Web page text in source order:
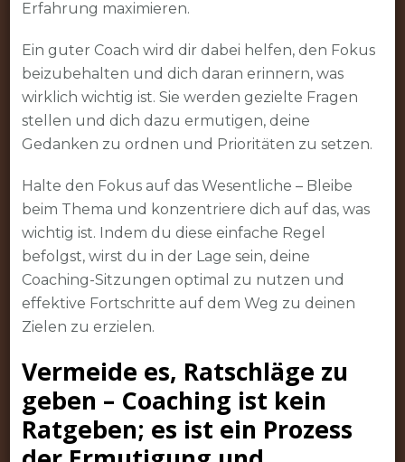
Erfahrung maximieren.
Ein guter Coach wird dir dabei helfen, den Fokus
beizubehalten und dich daran erinnern, was
wirklich wichtig ist. Sie werden gezielte Fragen
stellen und dich dazu ermutigen, deine
Gedanken zu ordnen und Prioritäten zu setzen.
Halte den Fokus auf das Wesentliche – Bleibe
beim Thema und konzentriere dich auf das, was
wichtig ist. Indem du diese einfache Regel
befolgst, wirst du in der Lage sein, deine
Coaching-Sitzungen optimal zu nutzen und
effektive Fortschritte auf dem Weg zu deinen
Zielen zu erzielen.
Vermeide es, Ratschläge zu
geben – Coaching ist kein
Ratgeben; es ist ein Prozess